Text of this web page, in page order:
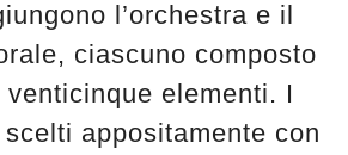
l’orchestra e il
ciascuno composto
elementi. I
appositamente con